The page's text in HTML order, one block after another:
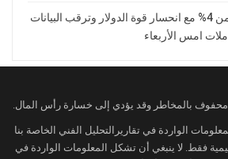
الذهب يرتفع بأكثر من 4% مع انحسار قوة الدولار وترقب البيانات
امس الأربعاء
محفوف بالمخاطر وقد يؤدي إلى خسارة رأس المال.
الواردة في تقاريرالتحليل الفني الخاصة بنا
فقط. لا ينبغي أن تشكل المعلومات الواردة في